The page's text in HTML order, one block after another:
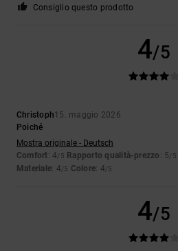
Consiglio questo prodotto
4/5
Christoph15. maggio 2026
Poiché
Mostra originale - Deutsch
Comfort: 4/5 Rapporto qualità-prezzo : 5/5
Materiale: 4/5 Colore: 4/5
4/5